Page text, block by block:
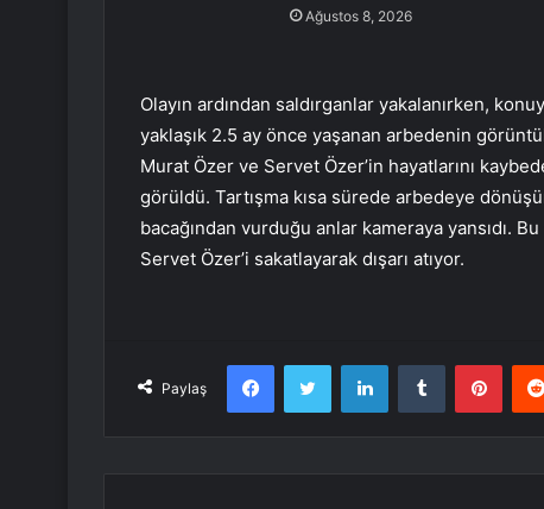
Ağustos 8, 2026
Olayın ardından saldırganlar yakalanırken,
yaklaşık 2.5 ay önce yaşanan arbedenin
Murat Özer ve Servet Özer’in hayatlarını
görüldü. Tartışma kısa sürede arbedeye
bacağından vurduğu anlar kameraya yansıdı.
Servet Özer’i sakatlayarak dışarı atıyor.
Paylaş
FacebookTwitter LinkedInTumblr